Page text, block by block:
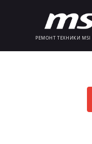
РЕМОНТ ТЕХНИКИ